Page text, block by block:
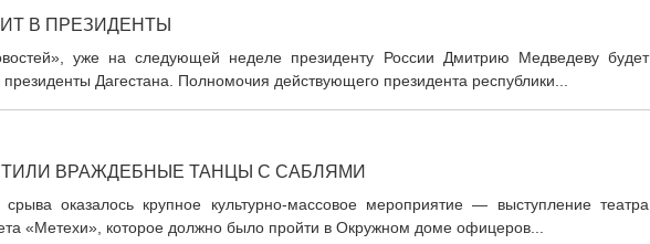
В ПРЕЗИДЕНТЫ
уже на следующей неделе президенту России Дмитрию Медведеву будет
Дагестана. Полномочия действующего президента республики...
ВРАЖДЕБНЫЕ ТАНЦЫ С САБЛЯМИ
оказалось крупное культурно-массовое мероприятие — выступление театра
«Метехи», которое должно было пройти в Окружном доме офицеров...